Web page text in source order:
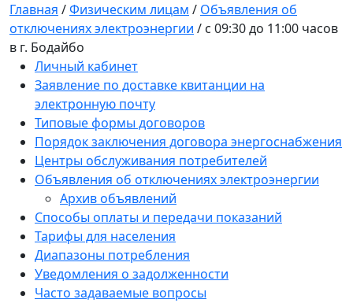
Главная /Физическим лицам / Объявления об
отключениях электроэнергии / с 09:30 до 11:00 часов
в г. Бодайбо
Личный кабинет
Заявление по доставке квитанции на
электронную почту
Типовые формы договоров
Порядок заключения договора энергоснабжения
Центры обслуживания потребителей
Объявления об отключениях электроэнергии
Архив объявлений
Способы оплаты и передачи показаний
Тарифы для населения
Диапазоны потребления
Уведомления о задолженности
Часто задаваемые вопросы